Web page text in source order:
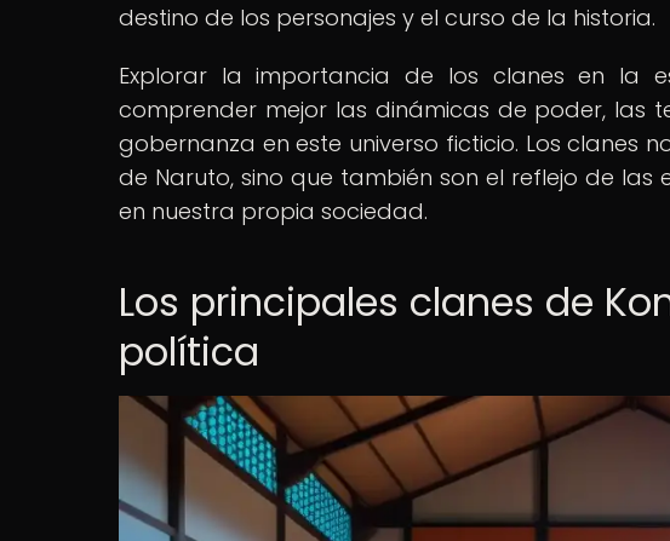
destino de los personajes y el curso de la historia.
Explorar la importancia de los clanes en la
comprender mejor las dinámicas de poder, las
gobernanza en este universo ficticio. Los clanes
de Naruto, sino que también son el reflejo de
en nuestra propia sociedad.
Los principales clanes de
política